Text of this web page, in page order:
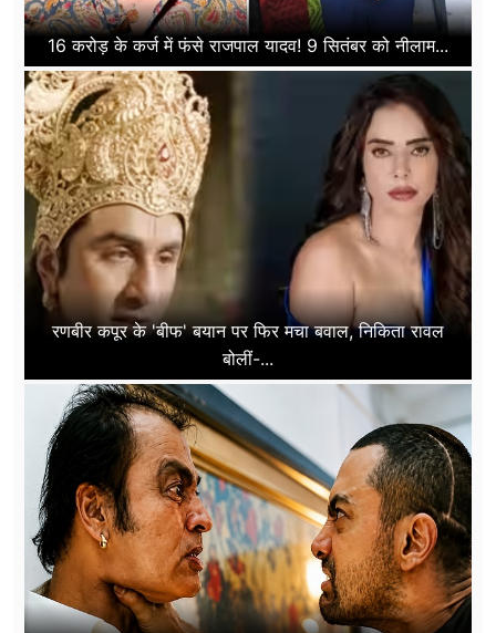
16 करोड़ के कर्ज में फंसे राजपाल यादव! 9 सितंबर को नीलाम...
रणबीर कपूर के 'बीफ' बयान पर फिर मचा बवाल, निकिता रावल
बोलीं-...